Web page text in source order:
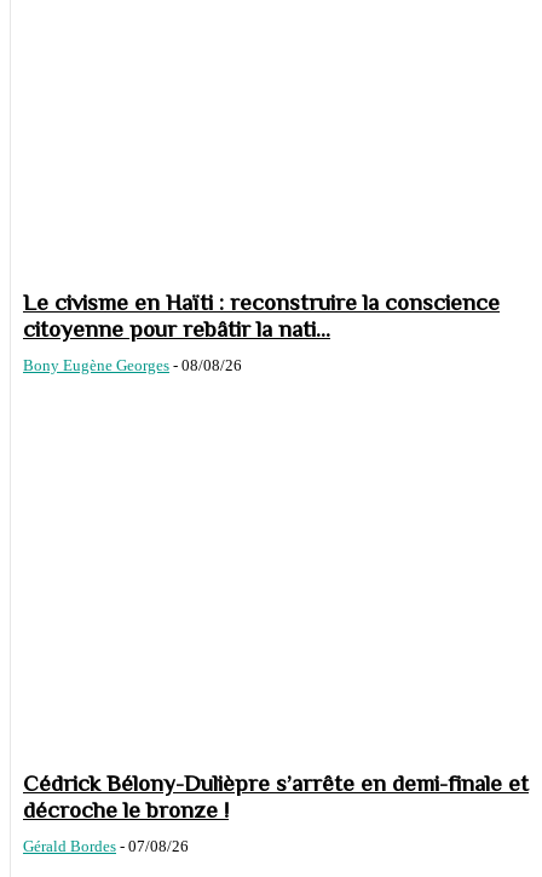
Le civisme en Haïti : reconstruire la conscience
citoyenne pour rebâtir la nati...
Bony Eugène Georges - 08/08/26
Cédrick Bélony-Dulièpre s’arrête en demi-finale et
décroche le bronze !
Gérald Bordes - 07/08/26